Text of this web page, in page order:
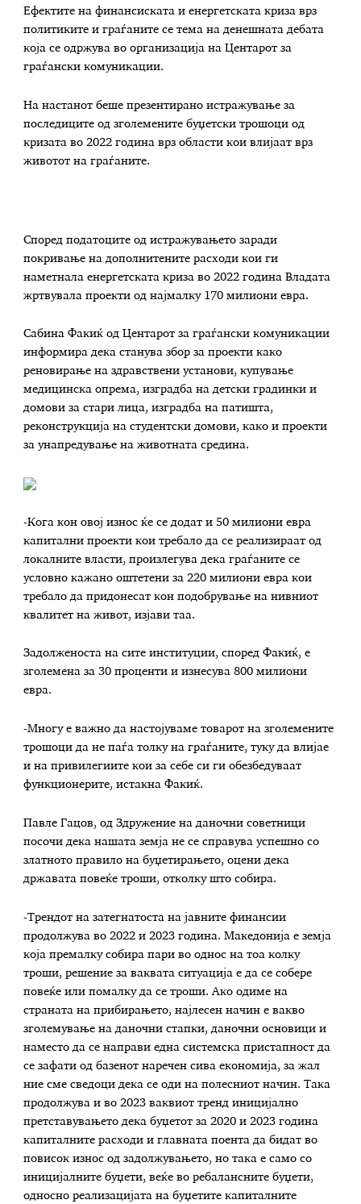
Ефектите на финансиската и енергетската криза врз
политиките и граѓаните се тема на денешната дебата
која се одржува во организација на Центарот за
граѓански комуникации.
На настанот беше презентирано истражување за
последиците од зголемените буџетски трошоци од
кризата во 2022 година врз области кои влијаат врз
животот на граѓаните.
Според податоците од истражувањето заради
покривање на дополнитените расходи кои ги
наметнала енергетската криза во 2022 година Владата
жртвувала проекти од најмалку 170 милиони евра.
Сабина Факиќ од Центарот за граѓански комуникации
информира дека станува збор за проекти како
реновирање на здравствени установи, купување
медицинска опрема, изградба на детски градинки и
домови за стари лица, изградба на патишта,
реконструкција на студентски домови, како и проекти
за унапредување на животната средина.
-Кога кон овој износ ќе се додат и 50 милиони евра
капитални проекти кои требало да се реализираат од
локалните власти, произлегува дека граѓаните се
условно кажано оштетени за 220 милиони евра кои
требало да придонесат кон подобрување на нивниот
квалитет на живот, изјави таа.
Задолженоста на сите институции, според Факиќ, е
зголемена за 30 проценти и изнесува 800 милиони
евра.
-Многу е важно да настојуваме товарот на зголемените
трошоци да не паѓа толку на граѓаните, туку да влијае
и на привилегиите кои за себе си ги обезбедуваат
функционерите, истакна Факиќ.
Павле Гацов, од Здружение на даночни советници
посочи дека нашата земја не се справува успешно со
златното правило на буџетирањето, оцени дека
државата повеќе троши, отколку што собира.
-Трендот на затегнатоста на јавните финансии
продолжува во 2022 и 2023 година. Македонија е земја
која премалку собира пари во однос на тоа колку
троши, решение за ваквата ситуација е да се собере
повеќе или помалку да се троши. Ако одиме на
страната на прибирањето, најлесен начин е вакво
зголемување на даночни стапки, даночни основици и
наместо да се направи една системска пристапност да
се зафати од базенот наречен сива економија, за жал
ние сме сведоци дека се оди на полесниот начин. Така
продолжува и во 2023 ваквиот тренд иницијално
претставувањето дека буџетот за 2020 и 2023 година
капиталните расходи и главната поента да бидат во
повисок износ од задолжувањето, но така е само со
иницијалните буџети, веќе во ребалансните буџети,
односно реализацијата на буџетите капиталните